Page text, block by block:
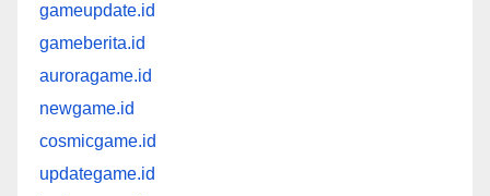
gameupdate.id
gameberita.id
auroragame.id
newgame.id
cosmicgame.id
updategame.id